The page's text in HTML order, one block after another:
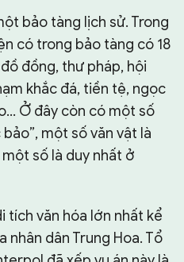
bảo tàng lịch sử. Trong
có trong bảo tàng có 18
đồng, thư pháp, hội
khắc đá, tiền tệ, ngọc
Ở đây còn có một số
một số văn vật là
số là duy nhất ở
tích văn hóa lớn nhất kể
nhân dân Trung Hoa. Tổ